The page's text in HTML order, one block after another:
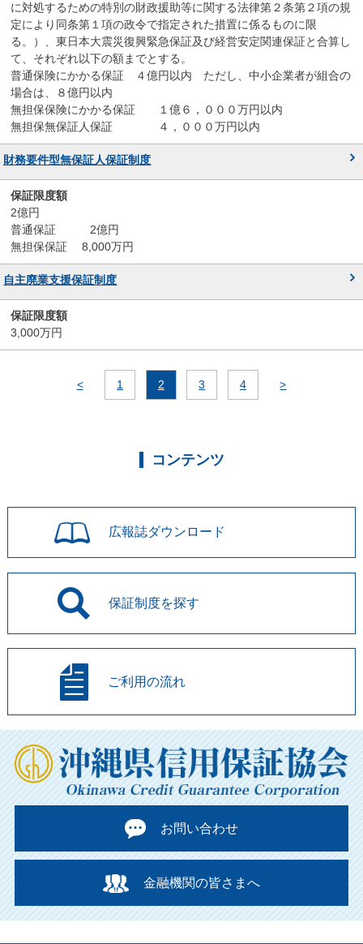
に対処するための特別の財政援助等に関する法律第２条第２項の規
定により同条第１項の政令で指定された措置に係るものに限
る。）、東日本大震災復興緊急保証及び経営安定関連保証と合算し
て、それぞれ以下の額までとする。
普通保険にかかる保証 ４億円以内 ただし、中小企業者が組合の
場合は、８億円以内
無担保保険にかかる保証 １億６，０００万円以内
無担保無保証人保証 ４，０００万円以内
財務要件型無保証人保証制度
2億円
普通保証 2億円
無担保保証 8,000万円
自主廃業支援保証制度
3,000万円
< 1 2 3 4 >
コンテンツ
広報誌ダウンロード
保証制度を探す
ご利用の流れ
お問い合わせ
金融機関の皆さまへ